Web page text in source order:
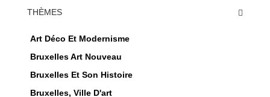
THÈMES
Art Déco Et Modernisme
Bruxelles Art Nouveau
Bruxelles Et Son Histoire
Bruxelles, Ville D'art